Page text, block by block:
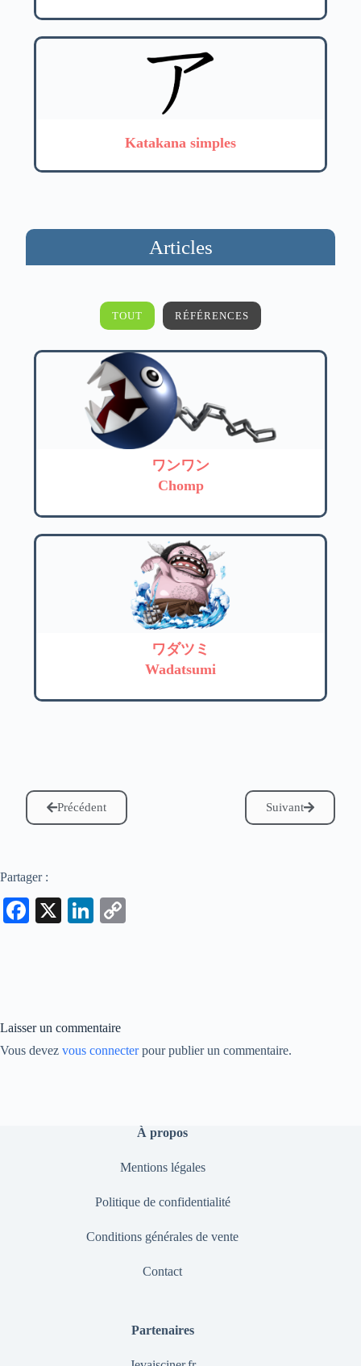
Katakana simples
Articles
TOUT RÉFÉRENCES
ワンワン
Chomp
ワダツミ
Wadatsumi
Précédent Suivant
Partager :
Fa
X
Li
Laisser un commentaire
Vous devez vous connecterpour publier un commentaire.
À propos
Mentions légales
Politique de confidentialité
Conditions générales de vente
Contact
Partenaires